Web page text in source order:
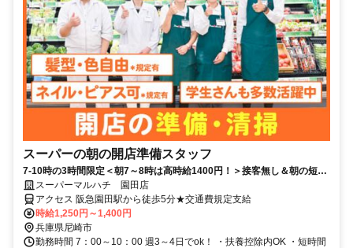
スーパーの朝の開店準備スタッフ
7-10時の3時間限定＜朝7～8時は高時給1400円！＞接客無し＆朝の短時
間でサクッと稼げる♪未経験でも安心の簡単な品出し・清掃など〇|アル
バイト・早朝
スーパーマルハチ 園田店
アクセス 阪急園田駅から徒歩5分★交通費規定支給
時給1,250円～1,400円
兵庫県尼崎市
勤務時間 7：00～10：00 週3～4日でok！ ・扶養控除内OK ・短時間